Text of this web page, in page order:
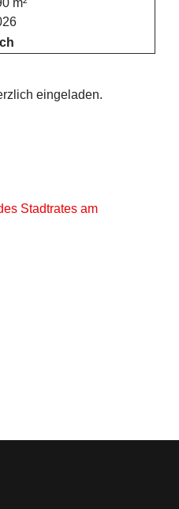
m²
eingeladen.
Stadtrates am